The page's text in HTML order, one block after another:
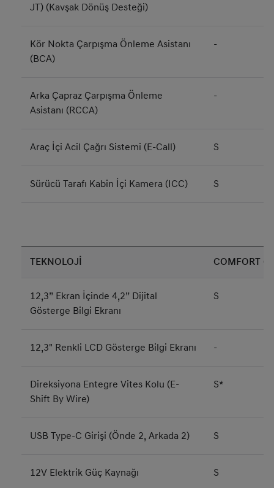
JT) (Kavşak Dönüş Desteği)
Kör Nokta Çarpışma Önleme Asistanı
(BCA)
-
Arka Çapraz Çarpışma Önleme
Asistanı (RCCA)
-
Araç İçi Acil Çağrı Sistemi (E-Call) S
Sürücü Tarafı Kabin İçi Kamera (ICC) S
TEKNOLOJİ COMFORT
12,3” Ekran İçinde 4,2” Dijital
Gösterge Bilgi Ekranı
S
12,3" Renkli LCD Gösterge Bilgi Ekranı -
Direksiyona Entegre Vites Kolu (E-
Shift By Wire)
S*
USB Type-C Girişi (Önde 2, Arkada 2) S
12V Elektrik Güç Kaynağı S